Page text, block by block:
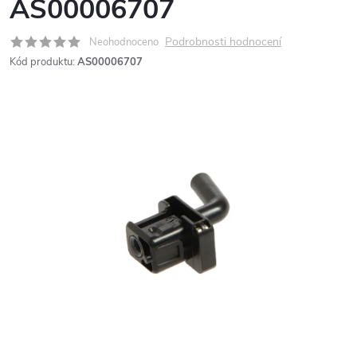
AS00006707
Neohodnoceno Podrobnosti hodnocení
Kód produktu: AS00006707